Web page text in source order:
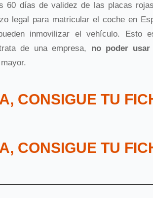
60 días de validez de las placas
legal para matricular el coche en
inmovilizar el vehículo. Esto
de una empresa, no poder
CONSIGUE TU
CONSIGUE TU